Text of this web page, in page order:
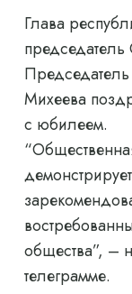
Глава
Михеева
с юбилеем.
общества”, –
телеграмме.